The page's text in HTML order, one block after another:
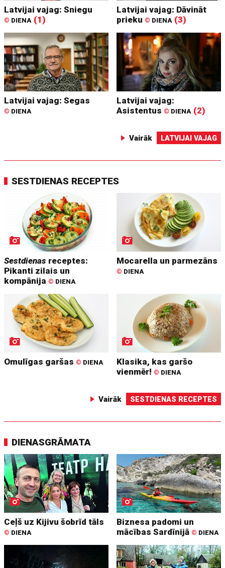
Latvijai vajag: Sniegu
© DIENA (1)
Latvijai vajag: Dāvināt
prieku © DIENA (3)
Latvijai vajag: Segas
© DIENA
Latvijai vajag:
Asistentus © DIENA (2)
Vairāk LATVIJAI VAJAG
SESTDIENAS RECEPTES
Sestdienas receptes:
Pikanti zilais un
kompānija © DIENA
Mocarella un parmezāns
© DIENA
Omulīgas garšas © DIENA
Klasika, kas garšo
vienmēr! © DIENA
Vairāk SESTDIENAS RECEPTES
DIENASGRĀMATA
Ceļš uz Kijivu šobrīd tāls
© DIENA
Biznesa padomi un
mācības Sardīnijā © DIENA